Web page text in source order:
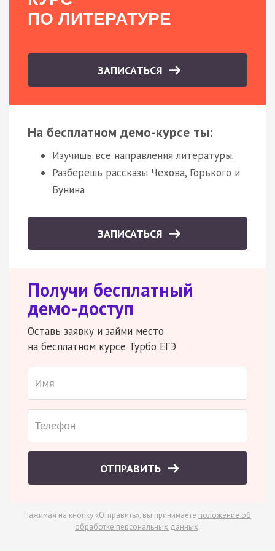
ПО ЛИТЕРАТУРЕ
ЗАПИСАТЬСЯ
На бесплатном демо-курсе ты:
Изучишь все направления литературы.
Разберешь рассказы Чехова, Горького и
Бунина
ЗАПИСАТЬСЯ
Получи бесплатный
демо-доступ
Оставь заявку и займи место
на бесплатном курсе Турбо ЕГЭ
ОТПРАВИТЬ
Нажимая на кнопку «Отправить», вы принимаете положение об
обработке персональных данных.